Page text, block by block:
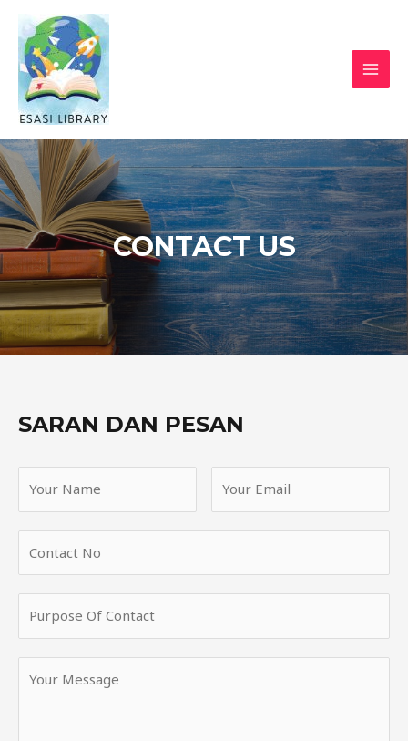
CONTACT US
SARAN DAN PESAN